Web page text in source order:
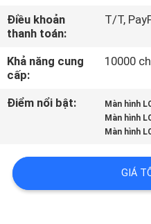
KIỂM
SOÁT
CHẤT
LƯỢNG
HỆ
CHÚNG
Điều khoản
thanh toán:
T/T,
Khả năng cung
cấp:
10000
Điểm nổi bật: Màn hình
Màn hình
Màn hình
GIÁ